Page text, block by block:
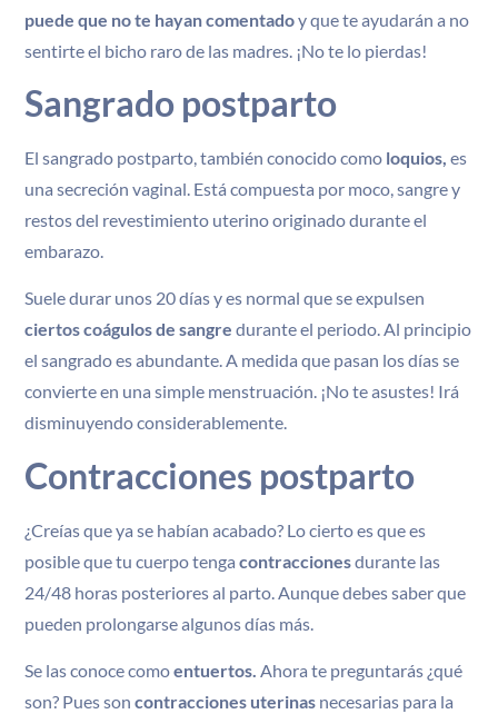
puede que no te hayan comentadoy que te ayudarán a no
sentirte el bicho raro de las madres. ¡No te lo pierdas!
Sangrado postparto
El sangrado postparto, también conocido como loquios,es
una secreción vaginal. Está compuesta por moco, sangre y
restos del revestimiento uterino originado durante el
embarazo.
Suele durar unos 20 días y es normal que se expulsen
ciertos coágulos de sangre durante el periodo. Al principio
el sangrado es abundante. A medida que pasan los días se
convierte en una simple menstruación. ¡No te asustes! Irá
disminuyendo considerablemente.
Contracciones postparto
¿Creías que ya se habían acabado? Lo cierto es que es
posible que tu cuerpo tengacontraccionesdurante las
24/48 horas posteriores al parto. Aunque debes saber que
pueden prolongarse algunos días más.
Se las conoce comoentuertos.Ahora te preguntarás ¿qué
son? Pues soncontracciones uterinas necesarias para la